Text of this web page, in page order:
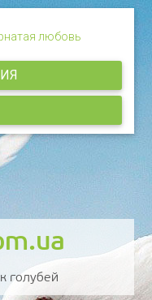
любовь
голубей